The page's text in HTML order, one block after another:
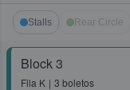
Stalls Rear Circle
Block 3
Fila K 3 boletos